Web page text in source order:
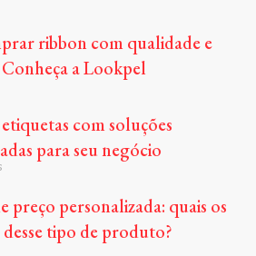
ribbon com qualidade e
a Lookpel
com soluções
para seu negócio
preço personalizada: quais os
tipo de produto?